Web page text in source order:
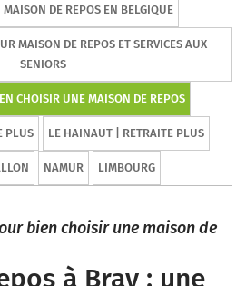
DE REPOS EN BELGIQUE
MAISON DE REPOS ET SERVICES AUX
SENIORS
CHOISIR UNE MAISON DE REPOS
PLUS LE HAINAUT | RETRAITE PLUS
NAMUR LIMBOURG
bien choisir une maison de
à Bray : une